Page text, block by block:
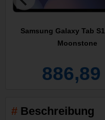
Samsung Galaxy Tab
Moonstone
886,89
Beschreibung